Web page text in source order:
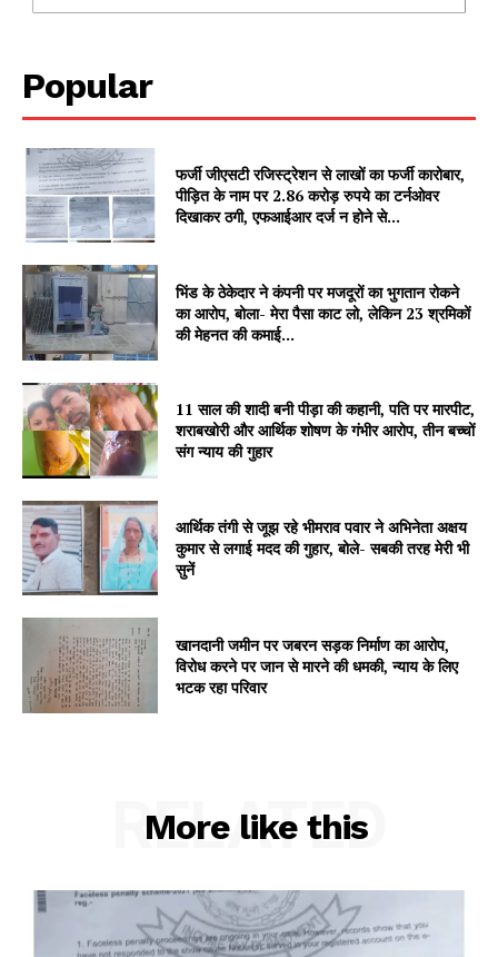
SUBSCRIBE NOW
Company
About
Subscription Plans
My account
Popular
फर्जी जीएसटी रजिस्ट्रेशन से लाखों का फर्जी कारोबार,
पीड़ित के नाम पर 2.86 करोड़ रुपये का टर्नओवर
दिखाकर ठगी, एफआईआर दर्ज न होने से...
भिंड के ठेकेदार ने कंपनी पर मजदूरों का भुगतान रोकने
का आरोप, बोला- मेरा पैसा काट लो, लेकिन 23 श्रमिकों
की मेहनत की कमाई...
11 साल की शादी बनी पीड़ा की कहानी, पति पर मारपीट,
शराबखोरी और आर्थिक शोषण के गंभीर आरोप, तीन बच्चों
संग न्याय की गुहार
आर्थिक तंगी से जूझ रहे भीमराव पवार ने अभिनेता अक्षय
कुमार से लगाई मदद की गुहार, बोले- सबकी तरह मेरी भी
सुनें
खानदानी जमीन पर जबरन सड़क निर्माण का आरोप,
विरोध करने पर जान से मारने की धमकी, न्याय के लिए
भटक रहा परिवार
More like this
RELATED